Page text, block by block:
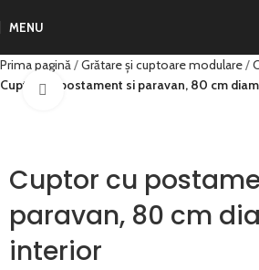
MENU
Prima pagină Grătare și cuptoare modulare
Cuptor cu postament si paravan, 80 cm
Click to enlarge
Cuptor cu
paravan, 80 cm
interior